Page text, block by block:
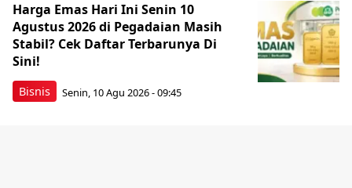
Bisnis
Harga Emas Hari Ini Senin 10
Agustus 2026 di Pegadaian Masih
Stabil? Cek Daftar Terbarunya Di
Sini!
Senin, 10 Agu 2026 - 09:45